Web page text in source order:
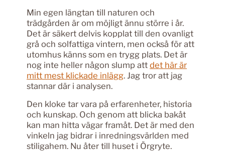
Min egen längtan till naturen och
trädgården är om möjligt ännu större i år.
Det är säkert delvis kopplat till den ovanligt
grå och solfattiga vintern, men också för att
utomhus känns som en trygg plats. Det är
nog inte heller någon slump attdet här är
mitt mest klickade inlägg. Jag tror att jag
stannar där i analysen.
Den kloke tar vara på erfarenheter, historia
och kunskap. Och genom att blicka bakåt
kan man hitta vägar framåt. Det är med den
vinkeln jag bidrar i inredningsvärlden med
stiligahem. Nu åter till huset i Örgryte.